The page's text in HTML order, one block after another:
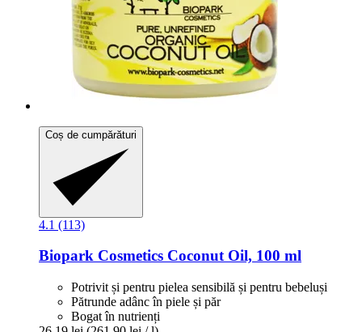
Coș de cumpărături
4.1 (113)
Biopark Cosmetics Coconut Oil, 100 ml
Potrivit și pentru pielea sensibilă și pentru bebeluși
Pătrunde adânc în piele și păr
Bogat în nutrienți